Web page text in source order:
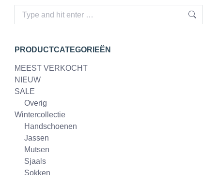
PRODUCTCATEGORIEËN
MEEST VERKOCHT
NIEUW
SALE
Overig
Wintercollectie
Handschoenen
Jassen
Mutsen
Sjaals
Sokken